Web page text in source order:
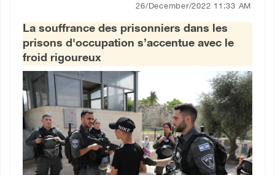
Centre palestinien
العربية
English
26/December/2022 11:33 AM
La souffrance des prisonniers dans les
prisons d'occupation s’accentue avec le
froid rigoureux